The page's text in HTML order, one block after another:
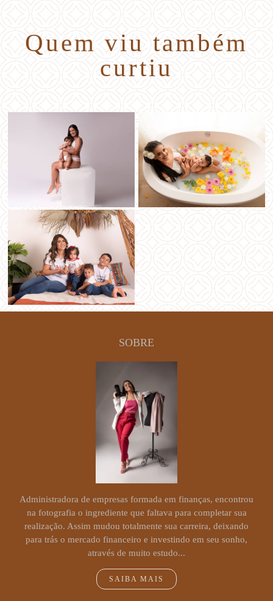
Quem viu também
curtiu
SOBRE
Administradora de empresas formada em finanças, encontrou
na fotografia o ingrediente que faltava para completar sua
realização. Assim mudou totalmente sua carreira, deixando
para trás o mercado financeiro e investindo em seu sonho,
através de muito estudo...
SAIBA MAIS